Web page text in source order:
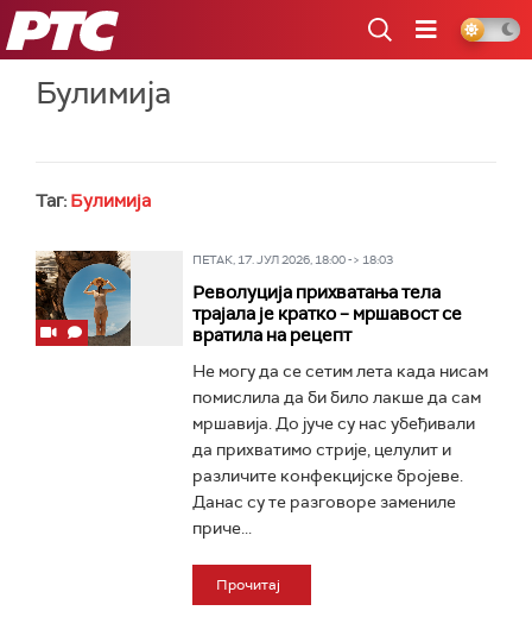
РТС
Булимија
Таг: Булимија
ПЕТАК, 17. ЈУЛ 2026, 18:00 -> 18:03
Револуција прихватања тела
трајала је кратко – мршавост се
вратила на рецепт
Не могу да се сетим лета када нисам
помислила да би било лакше да сам
мршавија. До јуче су нас убеђивали
да прихватимо стрије, целулит и
различите конфекцијске бројеве.
Данас су те разговоре замениле
приче...
Прочитај